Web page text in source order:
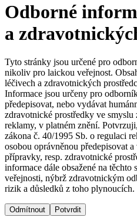
Páteřní chirurgie
Péče o rány
Péče o stomii
Prevence a
Řešení
Terapie
Dialyzační střediska​
B. Braun Avitum poskytuje
svých střediscích v České
dozvíte na stránkách
Nabídky pracovních míst
Objevte své kariérní
práce​ pro zajímavé pozice.​
Kontaktní
Registrace k
Společnost
Odpovědnost
Média
Kontakt
Odborné
a
Tyto stránky jsou určené pro
nikoliv pro laickou veřejnost.
léčivech a zdravotnických
Informace jsou určeny pro
předepisovat, nebo vydávat
zdravotnické prostředky ve
reklamy, v platném znění.
zákona č. 40/1995 Sb. o regulaci
osobou oprávněnou předepisovat
přípravky, resp. zdravotnické
informace dále obsažené na
veřejnosti, nýbrž zdravotnickým
rizik a důsledků z toho plynoucích.
Odmítnout Potvrdit